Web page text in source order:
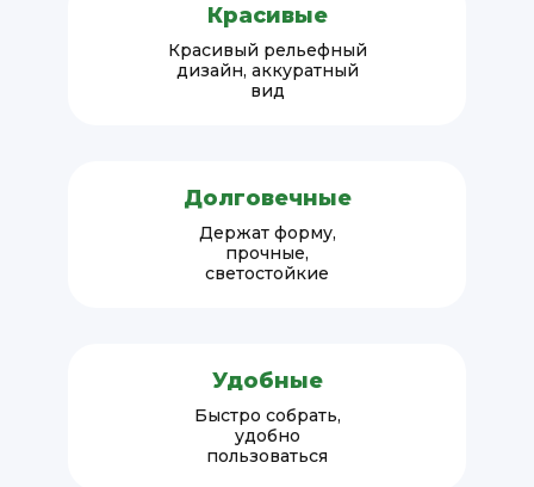
Красивые
Красивый рельефный
дизайн, аккуратный
вид
Долговечные
Держат форму,
прочные,
светостойкие
Удобные
Быстро собрать,
удобно
пользоваться